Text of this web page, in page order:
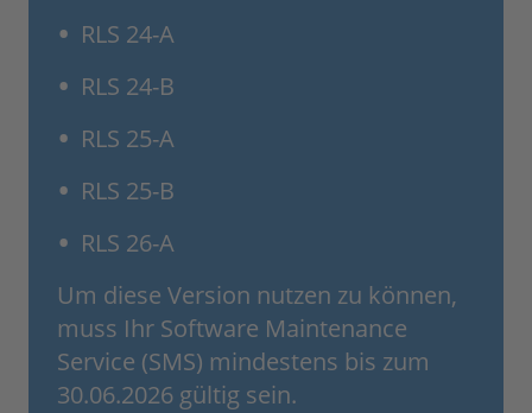
RLS 24-A
RLS 24-B
RLS 25-A
RLS 25-B
RLS 26-A
Um diese Version nutzen zu können,
muss Ihr Software Maintenance
Service (SMS) mindestens bis zum
30.06.2026 gültig sein.